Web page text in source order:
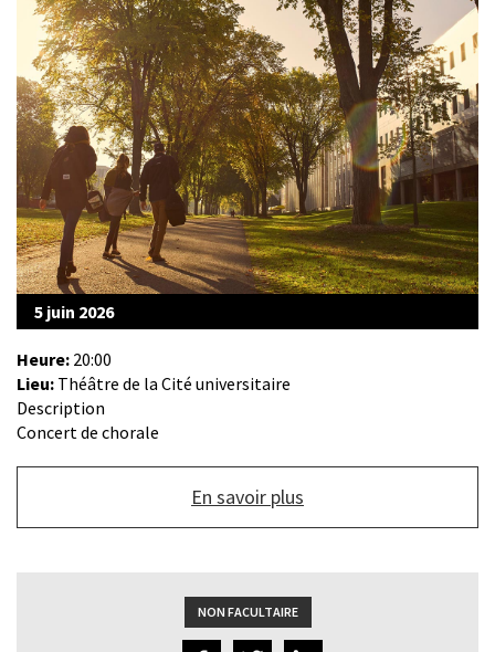
5 juin 2026
Heure: 20:00
Lieu: Théâtre de la Cité universitaire
Description
Concert de chorale
lien
En savoir plus
NON FACULTAIRE